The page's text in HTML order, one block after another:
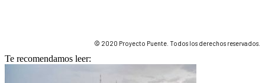
© 2020 Proyecto Puente. Todos los derechos reservados.
Te recomendamos leer: